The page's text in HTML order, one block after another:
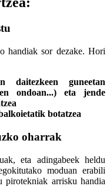
handiak sor dezake. Hori
daitezkeen guneetan
ondoan...) eta jende
botatzea
oharrak
eta adingabeek heldu
moduan erabili
pirotekniak arrisku handia